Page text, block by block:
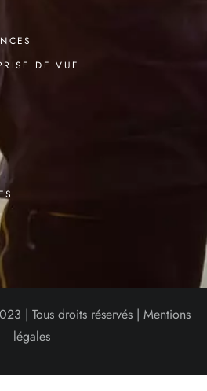
DE VUE
| Tous droits réservés | Mentions
légales